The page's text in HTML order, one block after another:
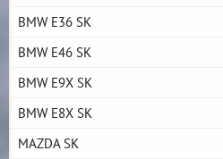
BMW E36 SK
BMW E46 SK
BMW E9X SK
BMW E8X SK
MAZDA SK